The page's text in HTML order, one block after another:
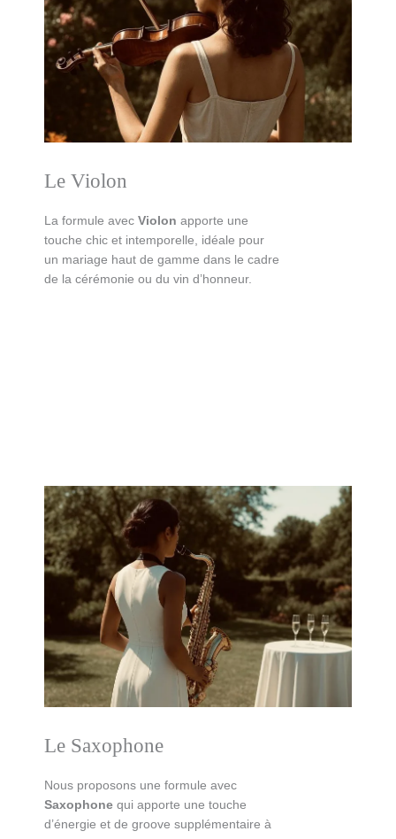
Le Violon
La formule avec Violon apporte une
touche chic et intemporelle, idéale pour
un mariage haut de gamme dans le cadre
de la cérémonie ou du vin d’honneur.
Le Saxophone
Nous proposons une formule avec
Saxophone qui apporte une touche
d’énergie et de groove supplémentaire à